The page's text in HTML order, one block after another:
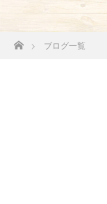
ホームブログ一覧